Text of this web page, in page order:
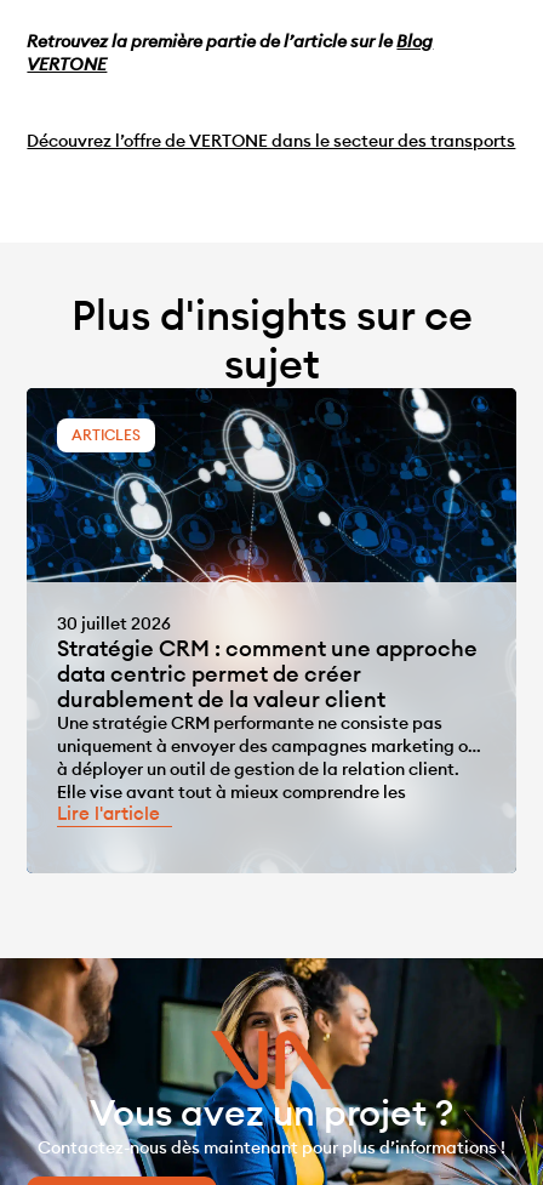
Retrouvez la première partie de l’article sur leBlog
VERTONE
Découvrez l’offre de VERTONE dans le secteur des transports
Plus d'insights sur ce
sujet
ARTICLES
30 juillet 2026
Stratégie CRM : comment une approche
data centric permet de créer
durablement de la valeur client
Une stratégie CRM performante ne consiste pas
uniquement à envoyer des campagnes marketing ou
à déployer un outil de gestion de la relation client.
Elle vise avant tout à mieux comprendre les
comportements des clients, à personnaliser les
...
Lire l'article
Vous avez un projet ?
Contactez-nous dès maintenant pour plus d’informations !